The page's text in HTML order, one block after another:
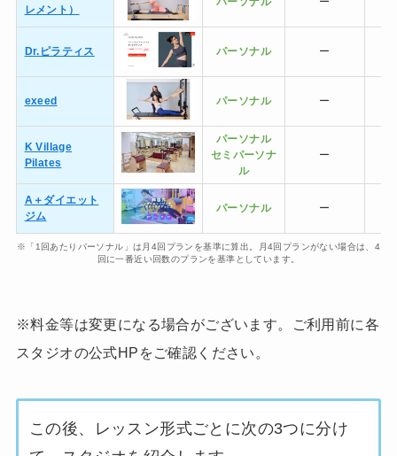
レメント）
Dr.ピラティス パーソナル ー
exeed パーソナル ー
K Village
Pilates
パーソナル
セミ パーソナ
ル
ー
A＋ダイエット
ジム
パーソナル ー
※「1回あたりパーソナル」は月4回プランを基準に算出。月4回プランがない場合は、4
回に一番近い回数のプランを基準としています。
※料金等は変更になる場合がございます。ご利用前に各
スタジオの公式HPをご確認ください。
この後、レッスン形式ごとに次の3つに分け